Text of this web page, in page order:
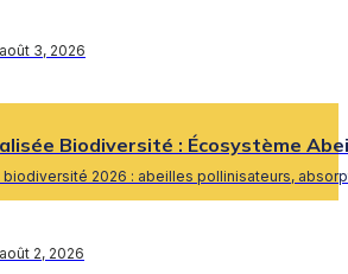
août 3, 2026
Biodiversité : Écosystème
2026 : abeilles pollinisateurs,
août 2, 2026